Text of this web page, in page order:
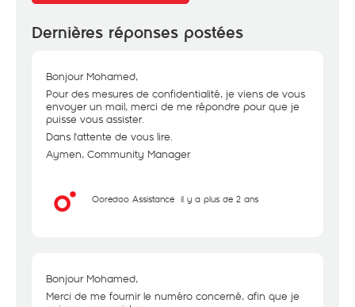
Dernières réponses postées
Bonjour Mohamed,
Pour des mesures de confidentialité, je viens de vous
envoyer un mail, merci de me répondre pour que je
puisse vous assister.
Dans l'attente de vous lire.
Aymen, Community Manager
Ooredoo Assistance il y a plus de 2 ans
Bonjour Mohamed,
Merci de me fournir le numéro concerné, afin que je